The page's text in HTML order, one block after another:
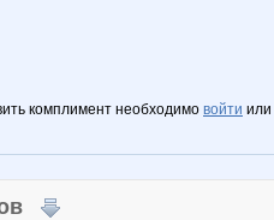
комплимент необходимо войти или